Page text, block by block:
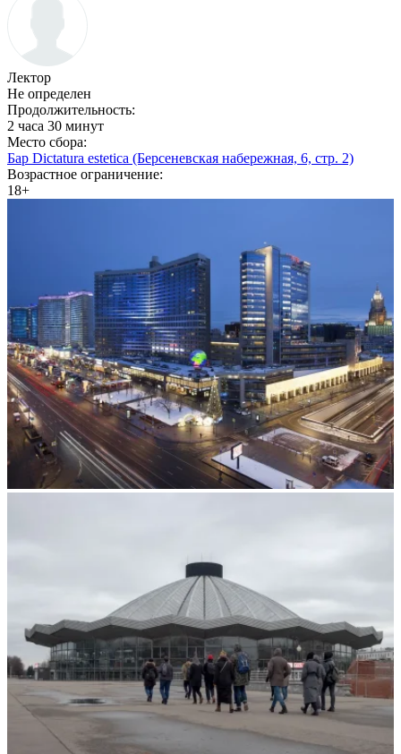
Лектор
Не определен
Продолжительность:
2 часа 30 минут
Место сбора:
Бар Dictatura estetica (Берсеневская набережная, 6, стр. 2)
Возрастное ограничение:
18+